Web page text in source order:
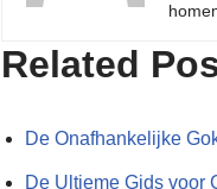
Related
De Onafhankelijke
De Ultieme Gids